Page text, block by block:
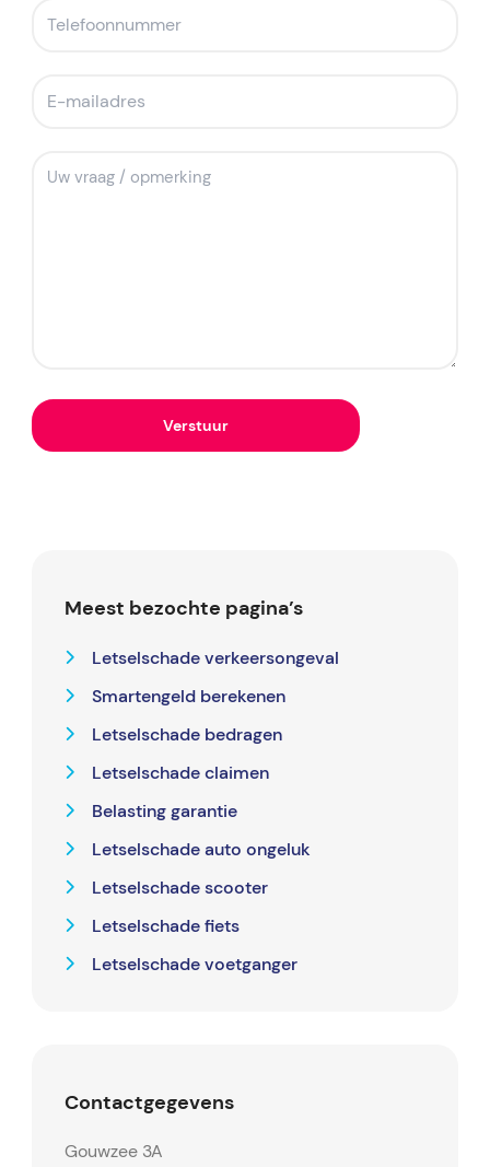
Meest bezochte pagina’s
Letselschade verkeersongeval
Smartengeld berekenen
Letselschade bedragen
Letselschade claimen
Belasting garantie
Letselschade auto ongeluk
Letselschade scooter
Letselschade fiets
Letselschade voetganger
Contactgegevens
Gouwzee 3A